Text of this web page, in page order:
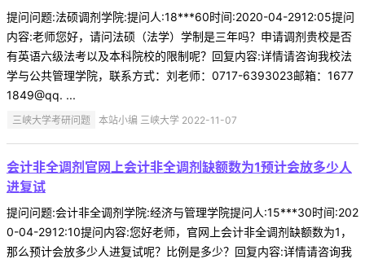
提问问题:法硕调剂学院:提问人:18***60时间:2020-04-2912:05提问
内容:老师您好，请问法硕（法学）学制是三年吗？申请调剂贵校是否
有英语六级法考以及本科院校的限制呢？回复内容:详情请咨询我校法
学与公共管理学院，联系方式：刘老师：0717-6393023邮箱：1677
1849@qq. ...
三峡大学考研问题 本站小编 三峡大学 2022-11-07
会计非全调剂官网上会计非全调剂缺额数为1预计会放多少人
进复试
提问问题:会计非全调剂学院:经济与管理学院提问人:15***30时间:202
0-04-2912:10提问内容:您好老师，官网上会计非全调剂缺额数为1，
那么预计会放多少人进复试呢？比例是多少？回复内容:详情请咨询我